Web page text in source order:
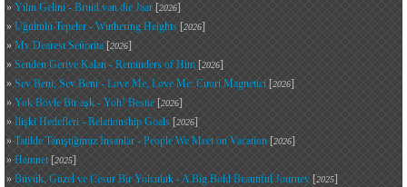
» Yılın Gelini - Bruid van die Jaar [2026]
» Uğultulu Tepeler - Wuthering Heights [2026]
» My Dearest Señorita [2026]
» Senden Geriye Kalan - Reminders of Him [2026]
» Sev Beni, Sev Beni - Love Me, Love Me: Cuori Magnetici [2026]
» Yok Böyle Bir aşk - Yoh! Bestie [2026]
» İlişki Hedefleri - Relationship Goals [2026]
» Tatilde Tanıştığımız İnsanlar - People We Meet on Vacation [2026]
» Hamnet[2025]
» Büyük, Güzel ve Cesur Bir Yolculuk - A Big Bold Beautiful Journey [2025]